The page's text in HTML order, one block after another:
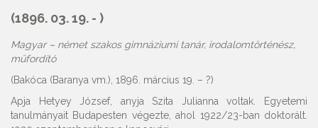
(1896. 03. 19. - )
Magyar – német szakos gimnáziumi tanár, irodalomtörténész,
műfordító
(Bakóca (Baranya vm.), 1896. március 19. – ?)
Apja Hetyey József, anyja Szita Julianna voltak. Egyetemi
tanulmányait Budapesten végezte, ahol 1922/23-ban doktorált.